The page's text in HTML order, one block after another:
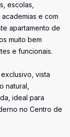
escolas,
e com
apartamento de
muito bem
e funcionais.
vista
natural,
ideal para
no Centro de